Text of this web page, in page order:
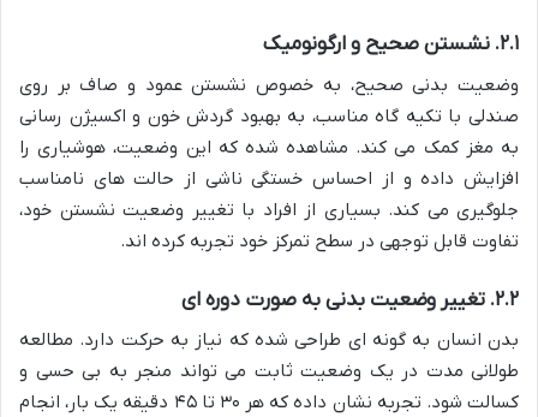
۲.۱. نشستن صحیح و ارگونومیک
وضعیت بدنی صحیح، به خصوص نشستن عمود و صاف بر روی
صندلی با تکیه گاه مناسب، به بهبود گردش خون و اکسیژن رسانی
به مغز کمک می کند. مشاهده شده که این وضعیت، هوشیاری را
افزایش داده و از احساس خستگی ناشی از حالت های نامناسب
جلوگیری می کند. بسیاری از افراد با تغییر وضعیت نشستن خود،
تفاوت قابل توجهی در سطح تمرکز خود تجربه کرده اند.
۲.۲. تغییر وضعیت بدنی به صورت دوره ای
بدن انسان به گونه ای طراحی شده که نیاز به حرکت دارد. مطالعه
طولانی مدت در یک وضعیت ثابت می تواند منجر به بی حسی و
کسالت شود. تجربه نشان داده که هر ۳۰ تا ۴۵ دقیقه یک بار، انجام